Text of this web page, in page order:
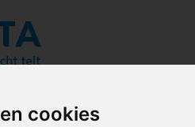
cookies